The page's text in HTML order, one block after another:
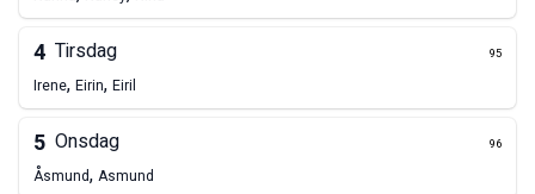
4 Tirsdag 95
Irene, Eirin, Eiril
5 Onsdag 96
Åsmund, Asmund